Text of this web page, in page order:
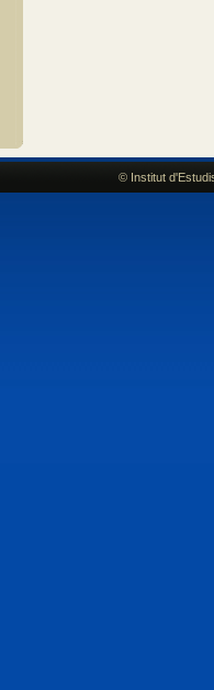
© Institut